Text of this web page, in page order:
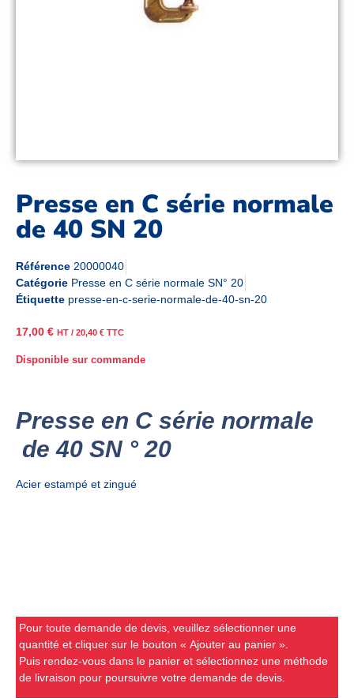
Presse en C série normale
de 40 SN 20
Référence 20000040
Catégorie Presse en C série normale SN° 20
Étiquette presse-en-c-serie-normale-de-40-sn-20
17,00 € HT / 20,40 € TTC
Disponible sur commande
Presse en C série normale
de 40 SN ° 20
Acier estampé et zingué
Pour toute demande de devis, veuillez sélectionner une
quantité et cliquer sur le bouton « Ajouter au panier ».
Puis rendez-vous dans le panier et sélectionnez une méthode
de livraison pour poursuivre votre demande de devis.